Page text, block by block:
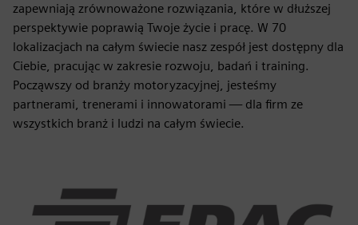
zapewniają zrównoważone rozwiązania, które w dłuższej
perspektywie poprawią Twoje życie i pracę. W 70
lokalizacjach na całym świecie nasz zespół jest dostępny dla
Ciebie, pracując w zakresie rozwoju, badań i training.
Począwszy od branży motoryzacyjnej, jesteśmy
partnerami, trenerami i innowatorami — dla firm ze
wszystkich branż i ludzi na całym świecie.